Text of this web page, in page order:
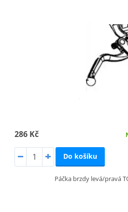
286 Kč
Do košíku
Páčka brzdy levá/pravá